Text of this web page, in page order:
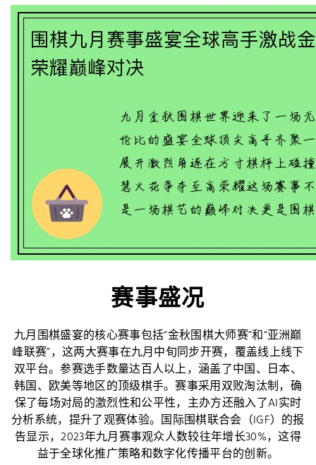
赛事盛况
九月围棋盛宴的核心赛事包括“金秋围棋大师赛”和“亚洲巅
峰联赛”，这两大赛事在九月中旬同步开赛，覆盖线上线下
双平台。参赛选手数量达百人以上，涵盖了中国、日本、
韩国、欧美等地区的顶级棋手。赛事采用双败淘汰制，确
保了每场对局的激烈性和公平性，主办方还融入了AI实时
分析系统，提升了观赛体验。国际围棋联合会（IGF）的报
告显示，2023年九月赛事观众人数较往年增长30%，这得
益于全球化推广策略和数字化传播平台的创新。